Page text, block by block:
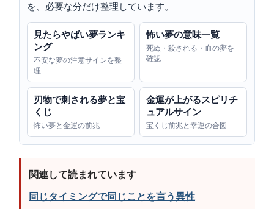
を、必要な分だけ整理しています。
見たらやばい夢ランキ
ング
不安な夢の注意サインを整
理
怖い夢の意味一覧
死ぬ・殺される・血の夢を
確認
刃物で刺される夢と宝
くじ
怖い夢と金運の前兆
金運が上がるスピリチ
ュアルサイン
宝くじ前兆と幸運の合図
関連して読まれています
同じタイミングで同じことを言う異性